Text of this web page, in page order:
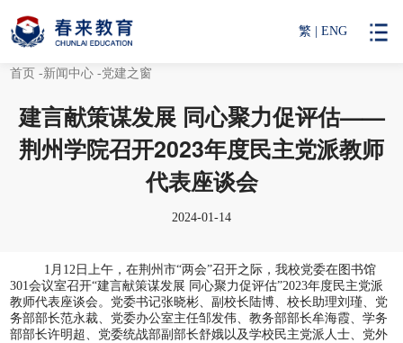
繁 ENG
首页 -新闻中心 -党建之窗
建言献策谋发展 同心聚力促评估——
荆州学院召开2023年度民主党派教师
代表座谈会
2024-01-14
1 月 12日上午， 在荆州市“两会”召开之际，我校党委在图书馆
301会议室召开“建言献策谋发展 同心聚力促评估”2023年度民主党派
教师代表座谈会。党委书记张晓彬、副校长陆博、校长助理刘瑾、党
务部部长范永裁、党委办公室主任邹发伟、教务部部长牟海霞、学务
部部长许明超、党委统战部副部长舒娥以及学校民主党派人士、党外